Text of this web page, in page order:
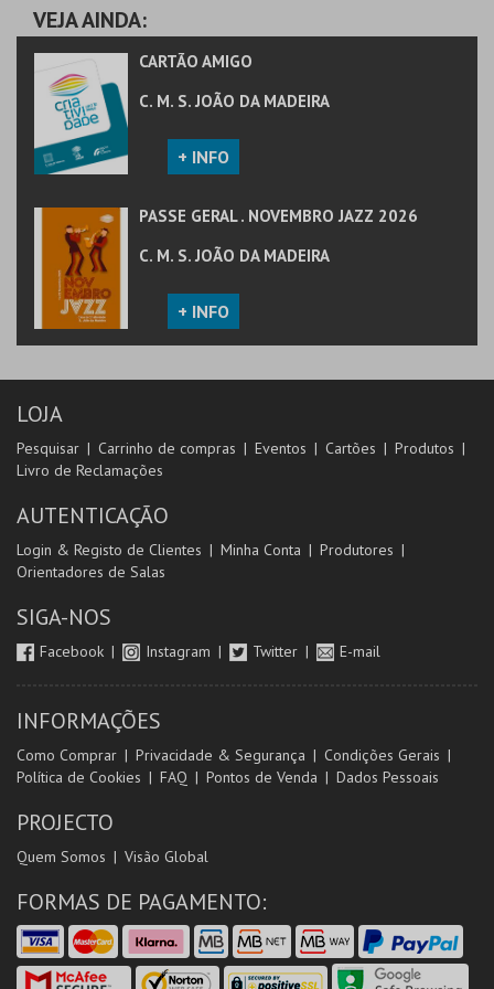
COMPRAR
VEJA AINDA:
CARTÃO AMIGO
C. M. S. JOÃO DA MADEIRA
+ INFO
PASSE GERAL . NOVEMBRO JAZZ 2026
C. M. S. JOÃO DA MADEIRA
+ INFO
LOJA
Pesquisar Carrinho de compras Eventos Cartões
Produtos
Livro de Reclamações
AUTENTICAÇÃO
Login & Registo de Clientes Minha Conta
Produtores
Orientadores de Salas
SIGA-NOS
Facebook Instagram Twitter E-mail
INFORMAÇÕES
Como Comprar Privacidade & Segurança
Condições Gerais
Política de Cookies
FAQ Pontos de Venda Dados Pessoais
PROJECTO
Quem Somos Visão Global
FORMAS DE PAGAMENTO: